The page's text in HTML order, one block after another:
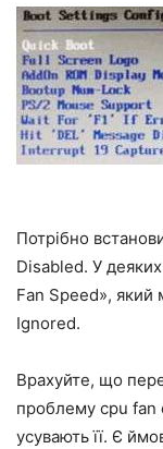
Потрібно
Disabled. У
Fan Speed», який
Ignored.
Врахуйте, що
проблему cpu fan
усувають її. Є